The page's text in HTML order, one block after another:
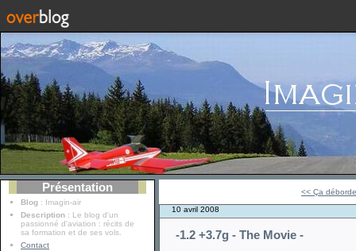
Présentation
Blog : Imagin-air
Description : Le blog d'un
passionné d'aviation : récits de
sa formation et de ses vols.
Contact
<< Ça
10 avril 2008
-1.2 +3.7g - The Movie -